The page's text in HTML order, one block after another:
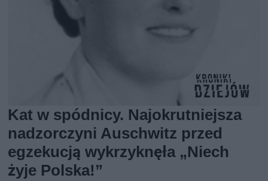
Kat w spódnicy. Najokrutniejsza
nadzorczyni Auschwitz przed
egzekucją wykrzyknęła „Niech
żyje Polska!”